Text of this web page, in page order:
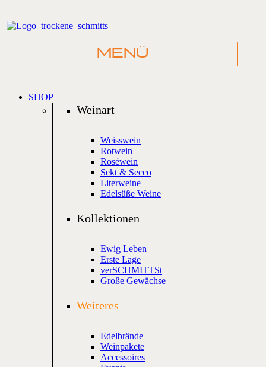
SHOP
Weinart
Weisswein
Rotwein
Roséwein
Sekt & Secco
Literweine
Edelsüße Weine
Kollektionen
Ewig Leben
Erste Lage
verSCHMITTSt
Große Gewächse
Weiteres
Edelbrände
Weinpakete
Accessoires